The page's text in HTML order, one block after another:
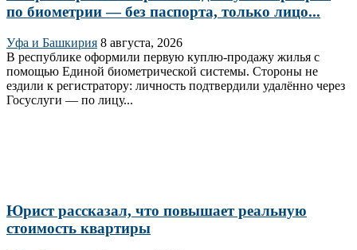
по биометрии — без паспорта, только лицо...
Уфа и Башкирия 8 августа, 2026
В республике оформили первую куплю‑продажу жилья с
помощью Единой биометрической системы. Стороны не
ездили к регистратору: личность подтвердили удалённо через
Госуслуги — по лицу...
Юрист рассказал, что повышает реальную
стоимость квартиры